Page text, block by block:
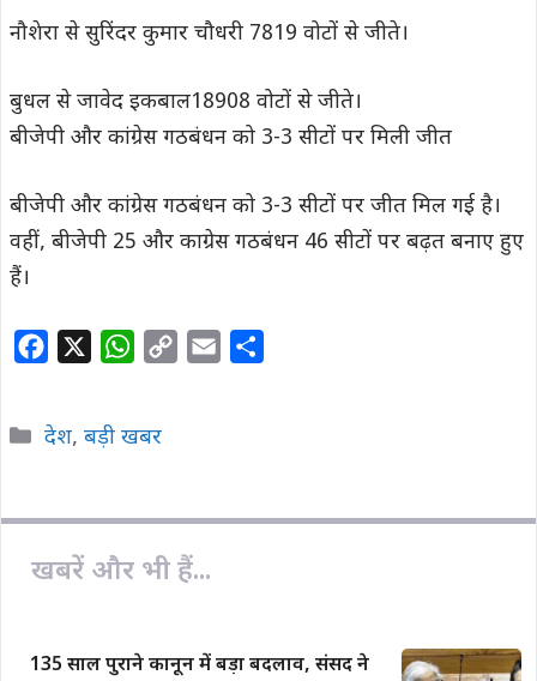
नौशेरा से सुरिंदर कुमार चौधरी 7819 वोटों से जीते।
बुधल से जावेद इकबाल18908 वोटों से जीते।
बीजेपी और कांग्रेस गठबंधन को 3-3 सीटों पर मिली जीत
बीजेपी और कांग्रेस गठबंधन को 3-3 सीटों पर जीत मिल गई है।
वहीं, बीजेपी 25 और काग्रेस गठबंधन 46 सीटों पर बढ़त बनाए हुए
हैं।
e
o
k
W
t
A
i
k
Categories
देश, बड़ी खबर
खबरें और भी हैं...
135 साल पुराने कानून में बड़ा बदलाव, संसद ने